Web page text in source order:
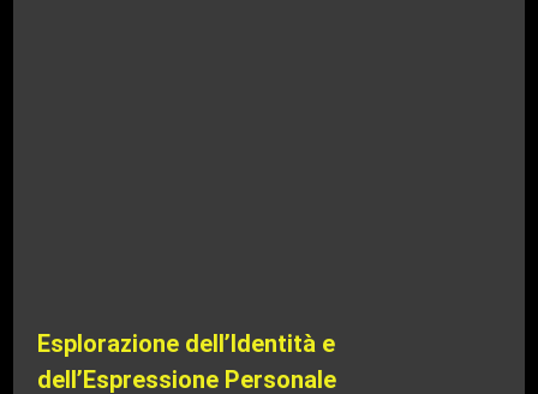
Esplorazione dell’Identità e
dell’Espressione Personale